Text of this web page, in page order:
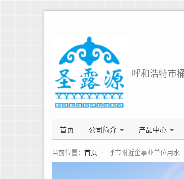
呼和浩特市
首页 公司简介 产品中心
当前位置： 首页 呼市附近企事业单位用水